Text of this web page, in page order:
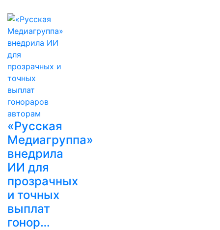
«Русская
Медиагруппа»
внедрила
ИИ для
прозрачных
и точных
выплат
гонор…